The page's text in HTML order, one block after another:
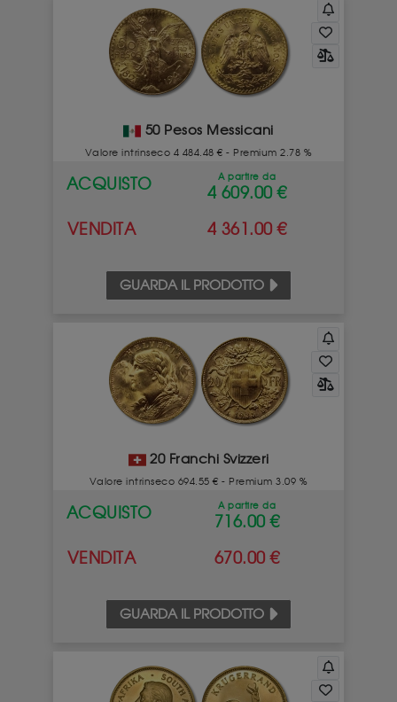
50 Pesos Messicani
Valore intrinseco 4 484.48 € - Premium 2.78 %
ACQUISTO A partire da
4 609.00 €
VENDITA
4 361.00 €
GUARDA IL PRODOTTO
20 Franchi Svizzeri
Valore intrinseco 694.55 € - Premium 3.09 %
ACQUISTO A partire da
716.00 €
VENDITA
670.00 €
GUARDA IL PRODOTTO